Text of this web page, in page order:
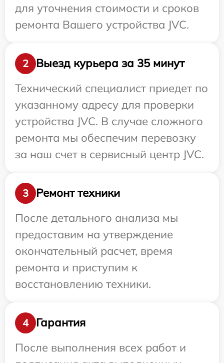
для уточнения стоимости и сроков
ремонта Вашего устройства JVC.
2
Выезд курьера за 35 минут
Технический специалист приедет по
указанному адресу для проверки
устройства JVC. В случае сложного
ремонта мы обеспечим перевозку
за наш счет в сервисный центр JVC.
3
Ремонт техники
После детального анализа мы
предоставим на утверждение
окончательный расчет, время
ремонта и приступим к
восстановлению техники.
4
Гарантия
После выполнения всех работ и